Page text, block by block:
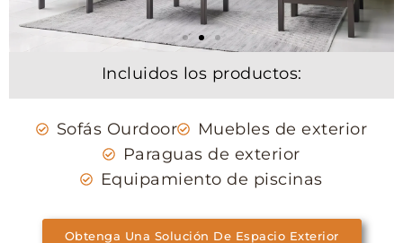
Incluidos los productos:
Sofás Ourdoor
Muebles de exterior
Paraguas de exterior
Equipamiento de piscinas
Obtenga Una Solución De Espacio Exterior